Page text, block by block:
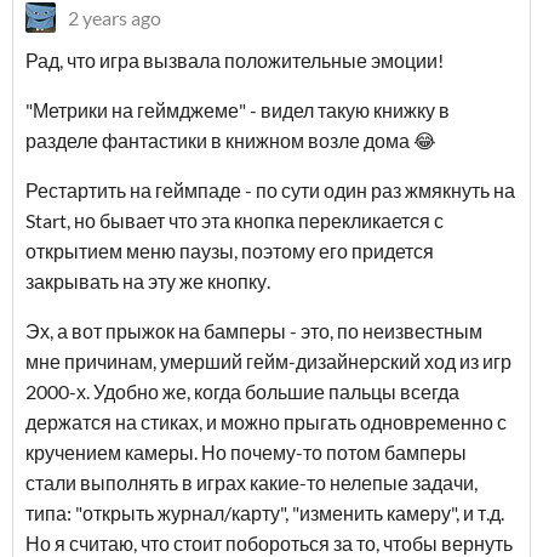
2 years ago
Рад, что игра вызвала положительные эмоции!
"Метрики на геймджеме" - видел такую книжку в
разделе фантастики в книжном возле дома 😂
Рестартить на геймпаде - по сути один раз жмякнуть на
Start, но бывает что эта кнопка перекликается с
открытием меню паузы, поэтому его придется
закрывать на эту же кнопку.
Эх, а вот прыжок на бамперы - это, по неизвестным
мне причинам, умерший гейм-дизайнерский ход из игр
2000-х. Удобно же, когда большие пальцы всегда
держатся на стиках, и можно прыгать одновременно с
кручением камеры. Но почему-то потом бамперы
стали выполнять в играх какие-то нелепые задачи,
типа: "открыть журнал/карту", "изменить камеру", и т.д.
Но я считаю, что стоит побороться за то, чтобы вернуть